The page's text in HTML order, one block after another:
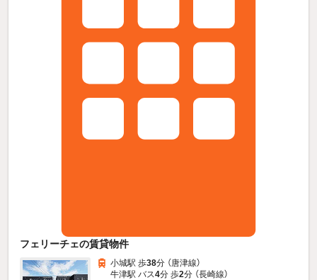
フェリーチェの賃貸物件
小城駅 歩38分 （唐津線）
牛津駅 バス4分 歩2分 （長崎線）